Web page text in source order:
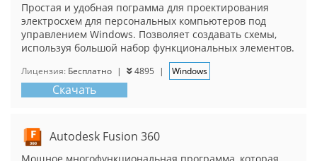
Простая и удобная пограмма для проектирования
электросхем для персональных компьютеров под
управлением Windows. Позволяет создавать схемы,
используя большой набор функциональных элементов.
Лицензия: Бесплатно | 4895 | Windows
Скачать
Autodesk Fusion 360